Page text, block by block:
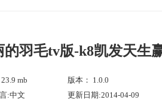
的羽毛tv版-k8凯发天生
mb
版本： 1.0.0
:中文
更新日期:2014-04-09